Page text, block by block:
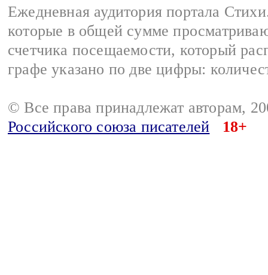
Ежедневная аудитория портала
которые в общей сумме
счетчика посещаемости, который
графе указано по две цифры:
© Все права принадлежат авторам,
Российского союза писателей
18+